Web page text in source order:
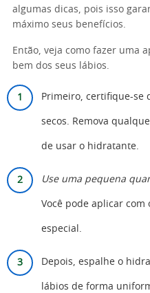
algumas dicas, pois isso
máximo seus benefícios.
Então, veja como fazer uma
bem dos seus lábios.
Primeiro, certifique-se
secos. Remova
de usar o hidratante.
Use uma pequena
Você pode aplicar
especial.
Depois, espalhe o
lábios de forma